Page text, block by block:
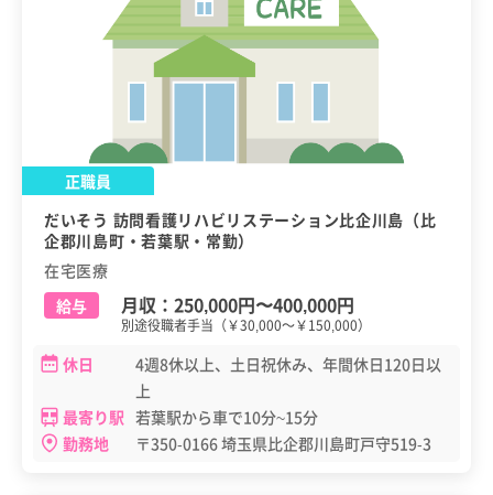
正職員
だいそう 訪問看護リハビリステーション比企川島（比
企郡川島町・若葉駅・常勤）
在宅医療
給与
月収： 250,000円〜400,000円
別途役職者手当（￥30,000～￥150,000）
休日
4週8休以上、土日祝休み、年間休日120日以
上
最寄り駅 若葉駅から車で10分~15分
勤務地
〒350-0166 埼玉県比企郡川島町戸守519-3